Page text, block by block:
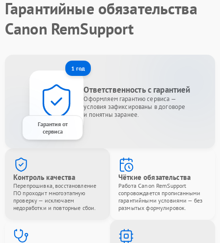
Гарантийные обязательства
Canon RemSupport
1 год
Гарантия от
сервиса
Ответственность с гарантией
Оформляем гарантию сервиса —
условия зафиксированы в договоре
и понятны заранее.
Контроль качества
Перепрошивка, восстановление
ПО проходит многоэтапную
проверку — исключаем
недоработки и повторные сбои.
Чёткие обязательства
Работа Canon RemSupport
сопровождается прописанными
гарантийными условиями — без
размытых формулировок.